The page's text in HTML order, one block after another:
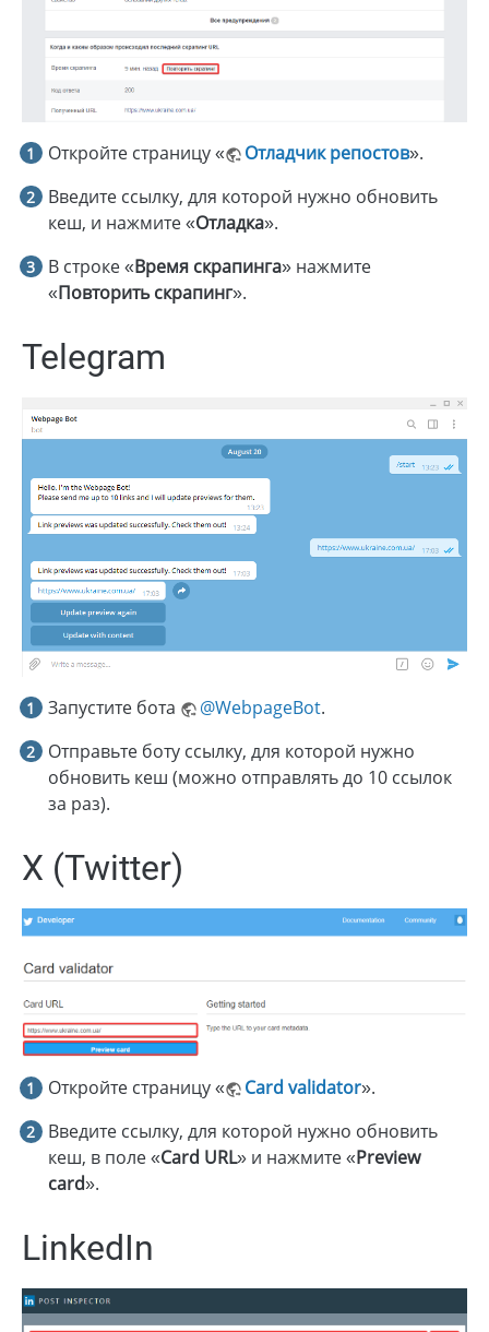
Откройте страницу « Отладчик репостов».
Введите ссылку, для которой нужно обновить
кеш, и нажмите «Отладка».
В строке «Время скрапинга» нажмите
«Повторить скрапинг».
Telegram
Запустите бота @WebpageBot.
Отправьте боту ссылку, для которой нужно
обновить кеш (можно отправлять до 10 ссылок
за раз).
X (Twitter)
Откройте страницу « Card validator».
Введите ссылку, для которой нужно обновить
кеш, в поле «Card URL» и нажмите «Preview
card».
LinkedIn